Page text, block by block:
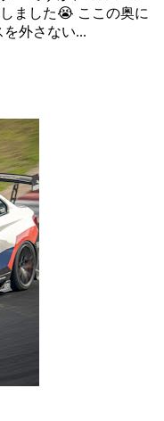
ました😭 ここの奥に
外さない...